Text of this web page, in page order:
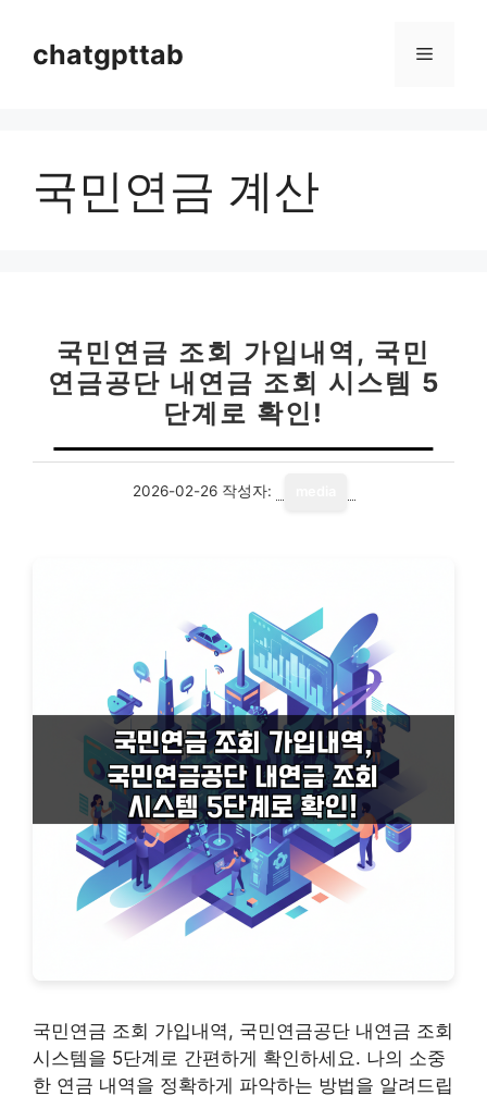
chatgpttab 메
국민연금 계산
국민연금 조회 가입내역, 국민
연금공단 내연금 조회 시스템 5
단계로 확인!
2026-02-26 작성자:
국민연금 조회 가입내역, 국민연금공단 내연금 조회
시스템을 5단계로 간편하게 확인하세요. 나의 소중
한 연금 내역을 정확하게 파악하는 방법을 알려드립